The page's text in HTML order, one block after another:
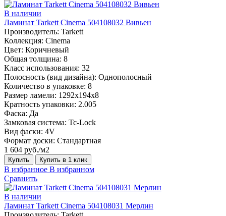
В наличии
Ламинат Tarkett Cinema 504108032 Вивьен
Производитель: Tarkett
Коллекция: Cinema
Цвет: Коричневый
Общая толщина: 8
Класс использования: 32
Полосность (вид дизайна): Однополосный
Количество в упаковке: 8
Размер ламели: 1292х194х8
Кратность упаковки: 2.005
Фаска: Да
Замковая система: Tc-Lock
Вид фаски: 4V
Формат доски: Стандартная
1 604 руб./м2
Купить Купить в 1 клик
В избранное В избранном
Сравнить
В наличии
Ламинат Tarkett Cinema 504108031 Мерлин